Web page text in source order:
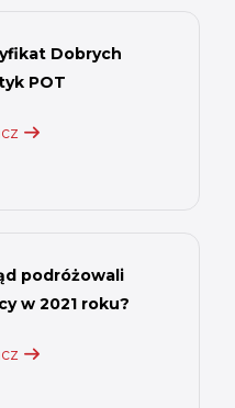
Dobrych
POT
podróżowali
w 2021 roku?